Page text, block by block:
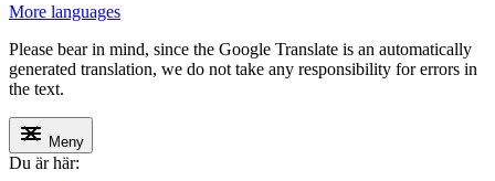
More languages
Please bear in mind, since the Google Translate is an automatically
generated translation, we do not take any responsibility for errors in
the text.
Meny
Du är här: